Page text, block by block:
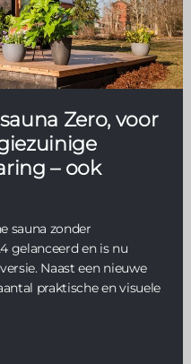
Zero, voor
– ook
sauna zonder
gelanceerd en is nu
Naast een nieuwe
praktische en visuele